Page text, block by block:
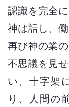
認識を完全
神は話し、
再び神の業
不思議を見
い、十字架
り、人間の